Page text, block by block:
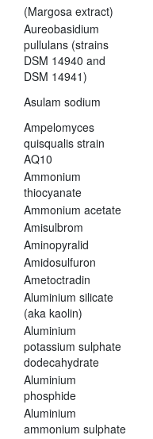
(Margosa extract)
Aureobasidium
pullulans (strains
DSM 14940 and
DSM 14941)
Asulam sodium
Ampelomyces
quisqualis strain
AQ10
Ammonium
thiocyanate
Ammonium acetate
Amisulbrom
Aminopyralid
Amidosulfuron
Ametoctradin
Aluminium silicate
(aka kaolin)
Aluminium
potassium sulphate
dodecahydrate
Aluminium
phosphide
Aluminium
ammonium sulphate